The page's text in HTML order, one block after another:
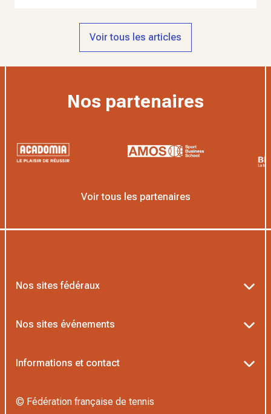
Voir tous les articles
Nos partenaires
Voir tous les partenaires
Nos sites fédéraux
L’Institut Formation Tennis
Nos sites événements
Informations et contact
© Fédération française de tennis